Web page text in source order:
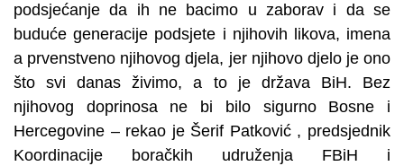
podsjećanje da ih ne bacimo u zaborav i da se
buduće generacije podsjete i njihovih likova, imena
a prvenstveno njihovog djela, jer njihovo djelo je ono
što svi danas živimo, a to je država BiH. Bez
njihovog doprinosa ne bi bilo sigurno Bosne i
Hercegovine – rekao je Šerif Patković , predsjednik
Koordinacije boračkih udruženja FBiH i